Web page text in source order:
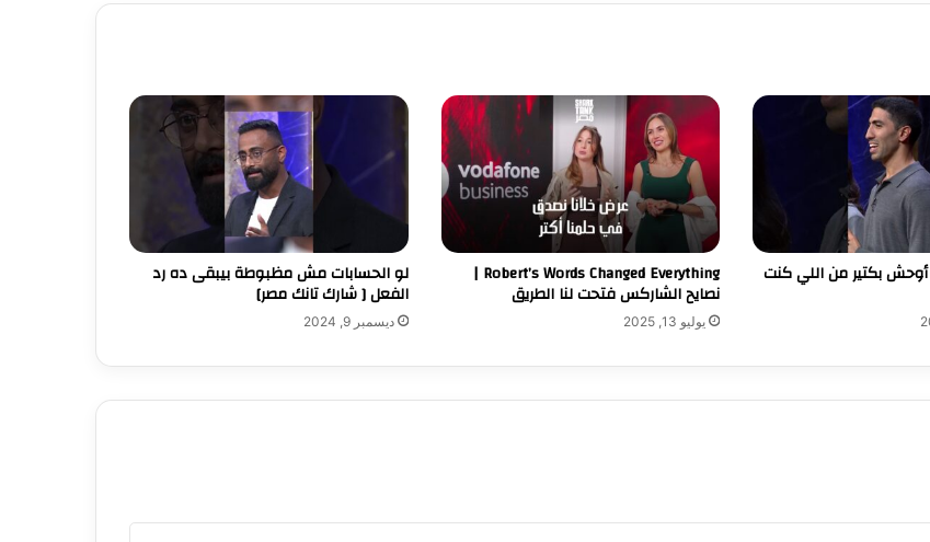
انت بتعمل Deal أوحش بكتير من اللي كنت Robert’s Words Changed Everything |
نصايح الشاركس فتحت لنا الطريق
يوليو 13, 2025
لو الحسابات مش مظبوطة بيبقى ده رد
الفعل [ شارك تانك مصر]
ديسمبر 9, 2024